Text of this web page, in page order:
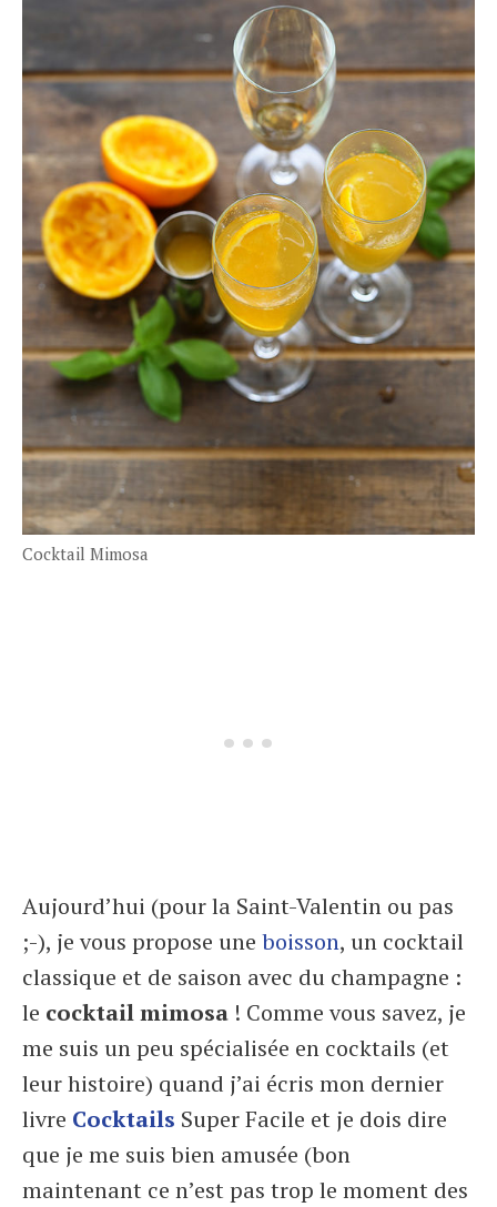
Cocktail Mimosa
Aujourd’hui (pour la Saint-Valentin ou pas
;-), je vous propose une boisson, un cocktail
classique et de saison avec du champagne :
le cocktail mimosa ! Comme vous savez, je
me suis un peu spécialisée en cocktails (et
leur histoire) quand j’ai écris mon dernier
livre Cocktails Super Facile et je dois dire
que je me suis bien amusée (bon
maintenant ce n’est pas trop le moment des